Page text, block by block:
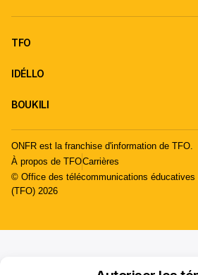
TFO
IDÉLLO
BOUKILI
ONFR est la franchise d'information de TFO.
À propos de TFOCarrières
© Office des télécommunications éducatives
(TFO) 2026